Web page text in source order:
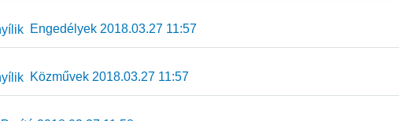
Engedélyek 2018.03.27 11:57
Közművek 2018.03.27 11:57